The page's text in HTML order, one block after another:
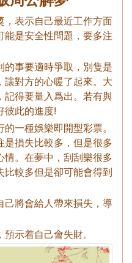
，表示自己最近工作方面
能是安全性問題，要多注
的事要適時爭取，別隻是
讓對方的心暖了起來。大
記得要量入爲出。若有與
彼此的進度!
一種娛樂即開型彩票。
是損失比較多，但是很多
情。在夢中，刮刮樂很多
比較多但是卻可能會得到
己將會給人帶來損失，導
示着自己會失財。